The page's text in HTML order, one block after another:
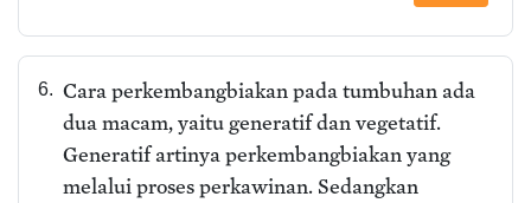
6. Cara perkembangbiakan pada tumbuhan ada
dua macam, yaitu generatif dan vegetatif.
Generatif artinya perkembangbiakan yang
melalui proses perkawinan. Sedangkan